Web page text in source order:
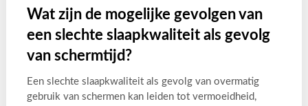
Wat zijn de mogelijke gevolgen van
een slechte slaapkwaliteit als gevolg
van schermtijd?
Een slechte slaapkwaliteit als gevolg van overmatig
gebruik van schermen kan leiden tot vermoeidheid,